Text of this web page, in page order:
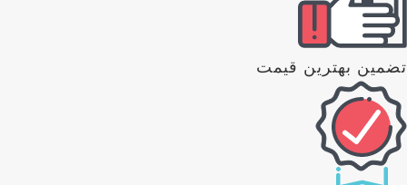
تضمین بهترین قیمت